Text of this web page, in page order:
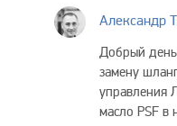
Александр
Добрый
замену
управления
масло PSF в